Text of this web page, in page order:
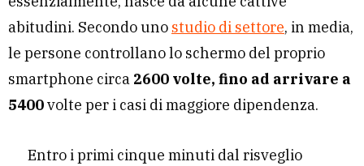
abitudini. Secondo uno studio di settore, in media,
le persone controllano lo schermo del proprio
smartphone circa 2600 volte, fino ad arrivare a
5400volte per i casi di maggiore dipendenza.
Entro i primi cinque minuti dal risveglio